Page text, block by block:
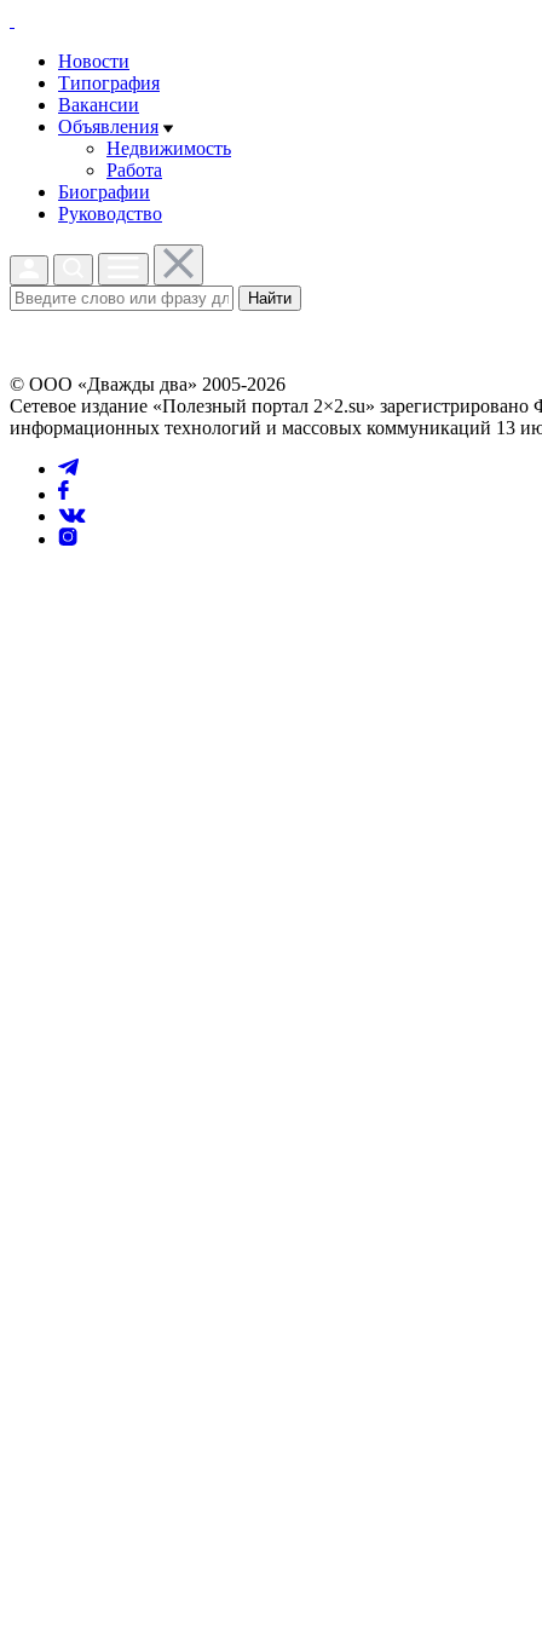
Новости
Типография
Вакансии
Объявления
Недвижимость
Работа
Биографии
Руководство
Найти
© ООО «Дважды два» 2005-2026
Сетевое издание «Полезный портал 2×2.su»
информационных технологий и массовых коммуникаций 13